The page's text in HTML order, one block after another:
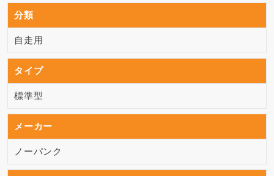
分類
自走用
タイプ
標準型
メーカー
ノーパンク